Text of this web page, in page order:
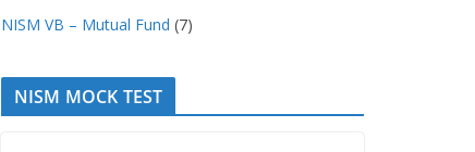
NISM VB – Mutual Fund (7)
NISM MOCK TEST